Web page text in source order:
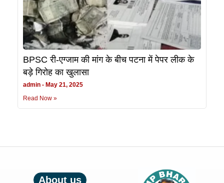
BPSC री-एग्जाम की मांग के बीच पटना में पेपर लीक के
बड़े गिरोह का खुलासा
admin
May 21, 2025
Read Now »
About us